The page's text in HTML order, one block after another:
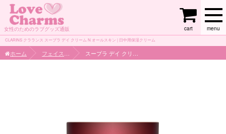
女性のためのラブグッズ通販 menu
cart
CLARINS クラランス スープラ デイ クリーム N オールスキン | 日中用保湿クリーム
ホーム